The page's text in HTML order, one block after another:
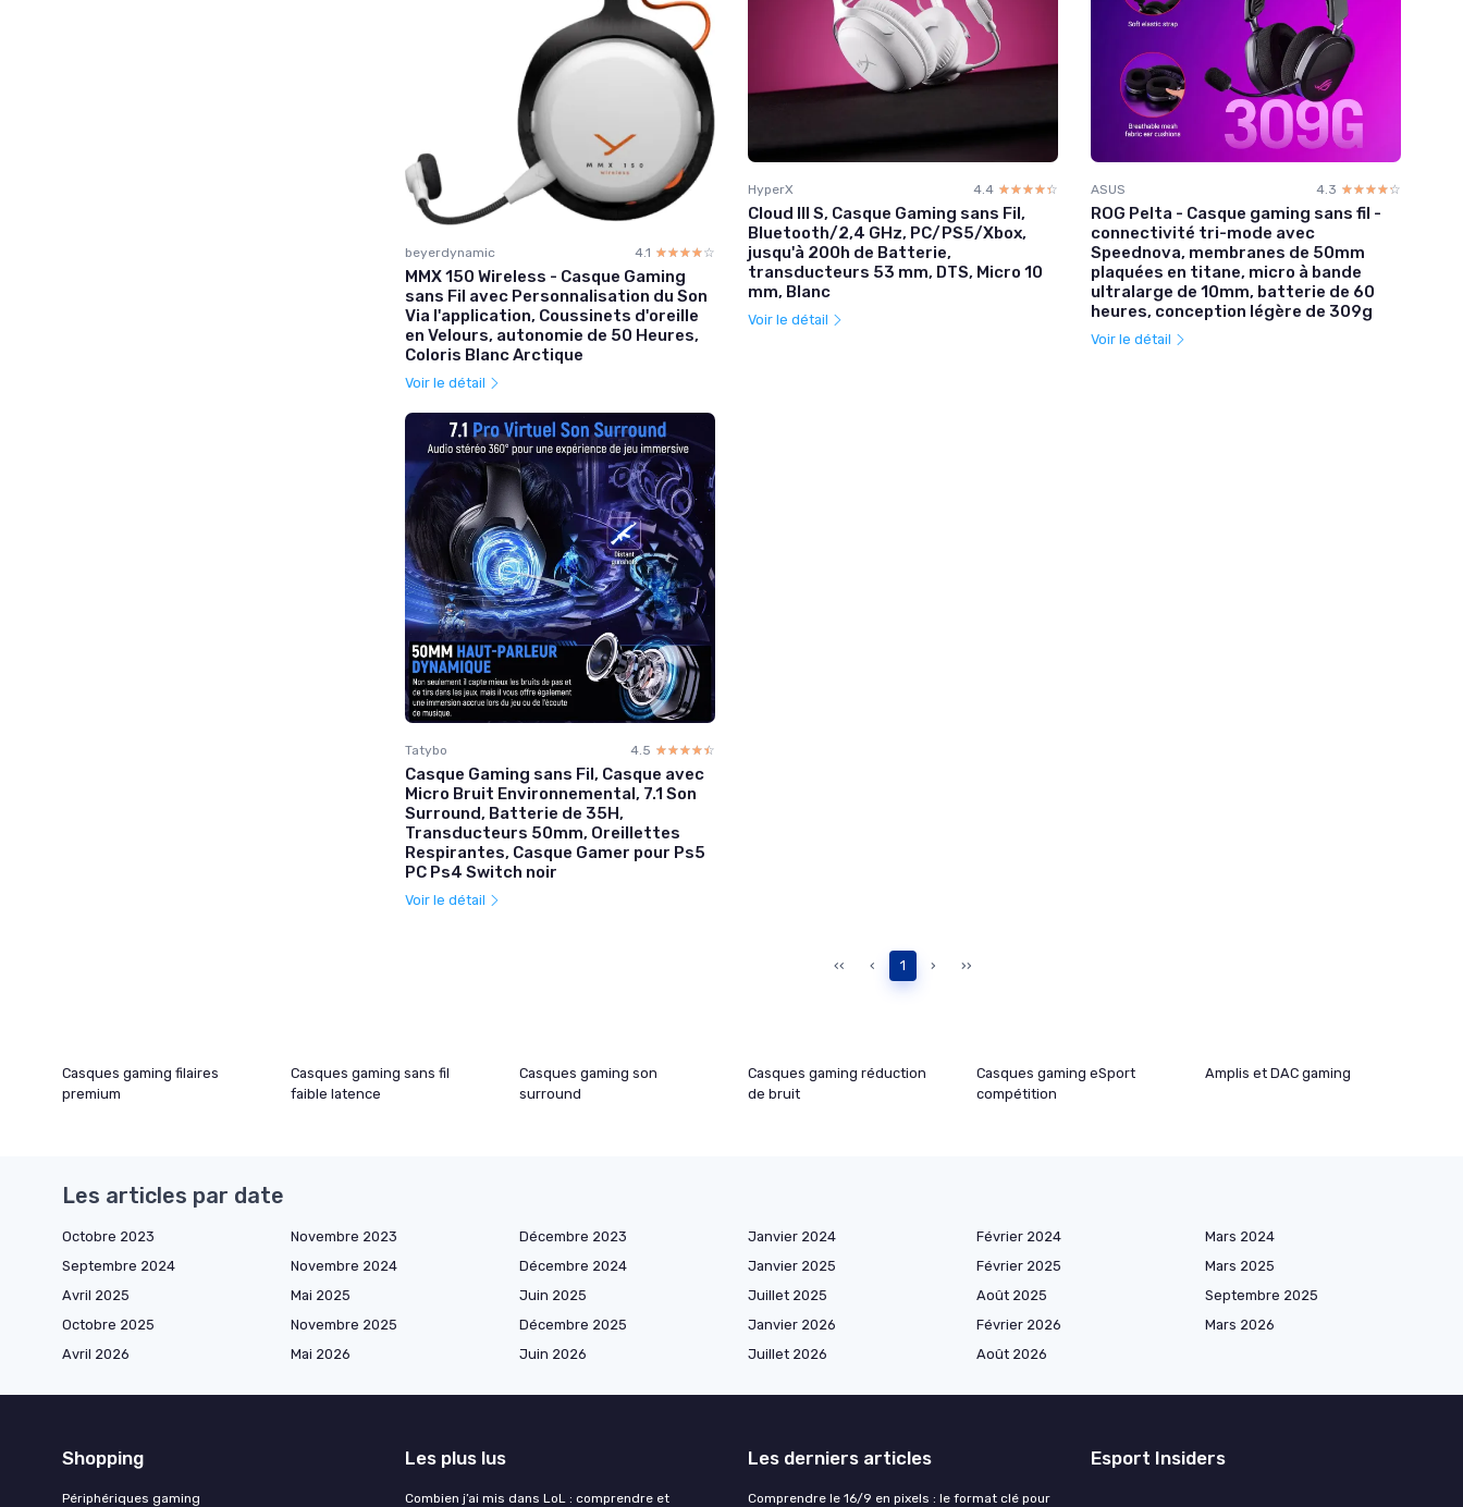
beyerdynamic 4.1 ☆☆☆☆☆
★★★★★
MMX 150 Wireless - Casque Gaming
sans Fil avec Personnalisation du Son
Via l'application, Coussinets d'oreille
en Velours, autonomie de 50 Heures,
Coloris Blanc Arctique
Voir le détail
HyperX 4.4 ☆☆☆☆☆
★★★★★
Cloud III S, Casque Gaming sans Fil,
Bluetooth/2,4 GHz, PC/PS5/Xbox,
jusqu'à 200h de Batterie,
transducteurs 53 mm, DTS, Micro 10
mm, Blanc
Voir le détail
ASUS 4.3 ☆☆☆☆☆
★★★★★
ROG Pelta - Casque gaming sans fil -
connectivité tri-mode avec
Speednova, membranes de 50mm
plaquées en titane, micro à bande
ultralarge de 10mm, batterie de 60
heures, conception légère de 309g
Voir le détail
Tatybo 4.5 ☆☆☆☆☆
★★★★★
Casque Gaming sans Fil, Casque avec
Micro Bruit Environnemental, 7.1 Son
Surround, Batterie de 35H,
Transducteurs 50mm, Oreillettes
Respirantes, Casque Gamer pour Ps5
PC Ps4 Switch noir
Voir le détail
‹‹ ‹ 1 › ››
Casques gaming filaires
premium
Casques gaming sans fil
faible latence
Casques gaming son
surround
Casques gaming réduction
de bruit
Casques gaming eSport
compétition
Amplis et DAC gaming
Les articles par date
Octobre 2023 Novembre 2023 Décembre 2023 Janvier 2024 Février 2024
Mars 2024
Septembre 2024
Novembre 2024 Décembre 2024 Janvier 2025 Février 2025
Mars 2025
Avril 2025
Mai 2025 Juin 2025 Juillet 2025 Août 2025
Septembre 2025
Octobre 2025
Novembre 2025 Décembre 2025 Janvier 2026 Février 2026
Mars 2026
Avril 2026
Mai 2026 Juin 2026 Juillet 2026 Août 2026
Shopping
Périphériques gaming
Les plus lus
Combien j’ai mis dans LoL : comprendre et
Les derniers articles
Comprendre le 16/9 en pixels : le format clé pour
Esport Insiders